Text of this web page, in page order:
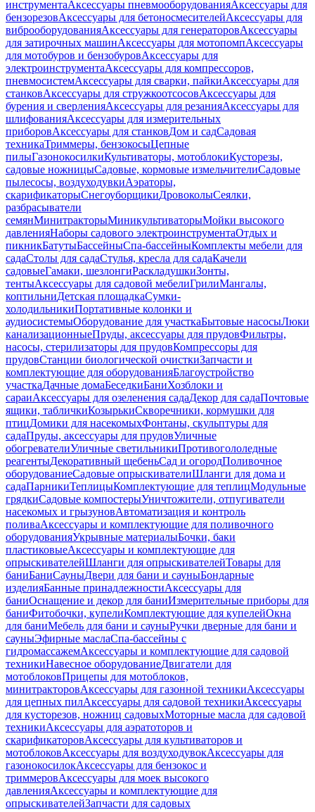
инструментаАксессуары пневмооборудованияАксессуары для
бензорезовАксессуары для бетоносмесителейАксессуары для
виброоборудованияАксессуары для генераторовАксессуары
для затирочных машинАксессуары для мотопомпАксессуары
для мотобуров и бензобуровАксессуары для
электроинструментаАксессуары для компрессоров,
пневмосистемАксессуары для сварки, пайкиАксессуары для
станковАксессуары для стружкоотсосовАксессуары для
бурения и сверленияАксессуары для резанияАксессуары для
шлифованияАксессуары для измерительных
приборовАксессуары для станковДом и садСадовая
техникаТриммеры, бензокосыЦепные
пилыГазонокосилкиКультиваторы, мотоблокиКусторезы,
садовые ножницыСадовые, кормовые измельчителиСадовые
пылесосы, воздуходувкиАэраторы,
скарификаторыСнегоуборщикиДровоколыСеялки,
разбрасыватели
семянМинитракторыМиникультиваторыМойки высокого
давленияНаборы садового электроинструментаОтдых и
пикникБатутыБассейныСпа-бассейныКомплекты мебели для
садаСтолы для садаСтулья, кресла для садаКачели
садовыеГамаки, шезлонгиРаскладушкиЗонты,
тентыАксессуары для садовой мебелиГрилиМангалы,
коптильниДетская площадкаСумки-
холодильникиПортативные колонки и
аудиосистемыОборудование для участкаБытовые насосыЛюки
канализационныеПруды, аксессуары для прудовФильтры,
насосы, стерилизаторы для прудовКомпрессоры для
прудовСтанции биологической очисткиЗапчасти и
комплектующие для оборудованияБлагоустройство
участкаДачные домаБеседкиБаниХозблоки и
сараиАксессуары для озеленения садаДекор для садаПочтовые
ящики, табличкиКозырькиСкворечники, кормушки для
птицДомики для насекомыхФонтаны, скульптуры для
садаПруды, аксессуары для прудовУличные
обогревателиУличные светильникиПротивогололедные
реагентыДекоративный щебеньСад и огородПоливочное
оборудованиеСадовые опрыскивателиШланги для дома и
садаПарникиТеплицыКомплектующие для теплицМодульные
грядкиСадовые компостерыУничтожители, отпугиватели
насекомых и грызуновАвтоматизация и контроль
поливаАксессуары и комплектующие для поливочного
оборудованияУкрывные материалыБочки, баки
пластиковыеАксессуары и комплектующие для
опрыскивателейШланги для опрыскивателейТовары для
баниБаниСауныДвери для бани и сауныБондарные
изделияБанные принадлежностиАксессуары для
баниОснащение и декор для баниИзмерительные приборы для
баниФитобочки, купелиКомплектующие для купелейОкна
для баниМебель для бани и сауныРучки дверные для бани и
сауныЭфирные маслаСпа-бассейны с
гидромассажемАксессуары и комплектующие для садовой
техникиНавесное оборудованиеДвигатели для
мотоблоковПрицепы для мотоблоков,
минитракторовАксессуары для газонной техникиАксессуары
для цепных пилАксессуары для садовой техникиАксессуары
для кусторезов, ножниц садовыхМоторные масла для садовой
техникиАксессуары для аэратоторов и
скарификаторовАксессуары для культиваторов и
мотоблоковАксессуары для воздуходувокАксессуары для
газонокосилокАксессуары для бензокос и
триммеровАксессуары для моек высокого
давленияАксессуары и комплектующие для
опрыскивателейЗапчасти для садовых